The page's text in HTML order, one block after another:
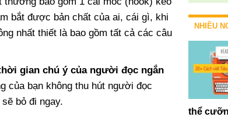
bắt được bản chất của ai, cái gì, khi
nhất thiết là bao gồm tất cả các câu
gian chú ý của người đọc ngắn
của bạn không thu hút người đọc
bỏ đi ngay.
NHIỀU
thể